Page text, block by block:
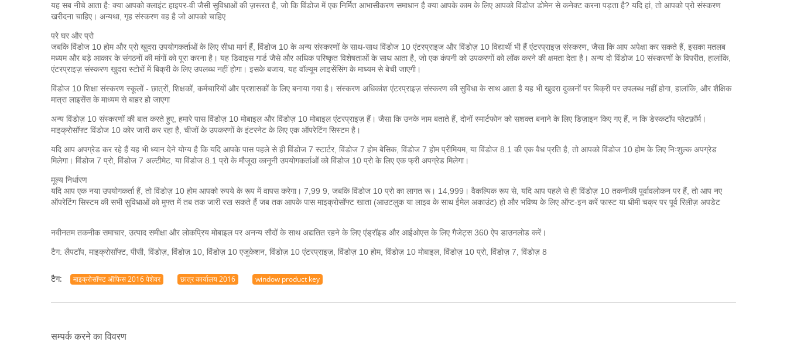
यह सब नीचे आता है: क्या आपको क्लाइंट हाइपर-वी जैसी सुविधाओं की ज़रूरत है, जो कि विंडोज में एक निर्मित आभासीकरण समाधान है क्या आपके काम के लिए आपको विंडोज डोमेन से कनेक्ट करना पड़ता है? यदि हां, तो आपको प्रो संस्करण
खरीदना चाहिए। अन्यथा, गृह संस्करण वह है जो आपको चाहिए
परे घर और प्रो
जबकि विंडोज 10 होम और प्रो खुदरा उपयोगकर्ताओं के लिए सीधा मार्ग हैं, विंडोज 10 के अन्य संस्करणों के साथ-साथ विंडोज 10 एंटरप्राइज और विंडोज़ 10 विद्यार्थी भी हैं एंटरप्राइज़ संस्करण, जैसा कि आप अपेक्षा कर सकते हैं, इसका मतलब
मध्यम और बड़े आकार के संगठनों की मांगों को पूरा करना है। यह डिवाइस गार्ड जैसे और अधिक परिष्कृत विशेषताओं के साथ आता है, जो एक कंपनी को उपकरणों को लॉक करने की क्षमता देता है। अन्य दो विंडोज 10 संस्करणों के विपरीत, हालांकि,
एंटरप्राइज़ संस्करण खुदरा स्टोरों में बिक्री के लिए उपलब्ध नहीं होगा। इसके बजाय, यह वॉल्यूम लाइसेंसिंग के माध्यम से बेची जाएगी।
विंडोज 10 शिक्षा संस्करण स्कूलों - छात्रों, शिक्षकों, कर्मचारियों और प्रशासकों के लिए बनाया गया है। संस्करण अधिकांश एंटरप्राइज़ संस्करण की सुविधा के साथ आता है यह भी खुदरा दुकानों पर बिक्री पर उपलब्ध नहीं होगा, हालांकि, और शैक्षिक
मात्रा लाइसेंस के माध्यम से बाहर हो जाएगा
अन्य विंडोज़ 10 संस्करणों की बात करते हुए, हमारे पास विंडोज़ 10 मोबाइल और विंडोज़ 10 मोबाइल एंटरप्राइज़ हैं। जैसा कि उनके नाम बताते हैं, दोनों स्मार्टफोन को सशक्त बनाने के लिए डिज़ाइन किए गए हैं, न कि डेस्कटॉप प्लेटफ़ॉर्म।
माइक्रोसॉफ्ट विंडोज 10 कोर जारी कर रहा है, चीजों के उपकरणों के इंटरनेट के लिए एक ऑपरेटिंग सिस्टम है।
यदि आप अपग्रेड कर रहे हैं यह भी ध्यान देने योग्य है कि यदि आपके पास पहले से ही विंडोज 7 स्टार्टर, विंडोज 7 होम बेसिक, विंडोज 7 होम प्रीमियम, या विंडोज 8.1 की एक वैध प्रति है, तो आपको विंडोज 10 होम के लिए निःशुल्क अपग्रेड
मिलेगा। विंडोज 7 प्रो, विंडोज 7 अल्टीमेट, या विंडोज 8.1 प्रो के मौजूदा कानूनी उपयोगकर्ताओं को विंडोज 10 प्रो के लिए एक फ्री अपग्रेड मिलेगा।
मूल्य निर्धारण
यदि आप एक नया उपयोगकर्ता हैं, तो विंडोज़ 10 होम आपको रुपये के रूप में वापस करेगा। 7,99 9, जबकि विंडोज 10 प्रो का लागत रू। 14,999। वैकल्पिक रूप से, यदि आप पहले से ही विंडोज़ 10 तकनीकी पूर्वावलोकन पर हैं, तो आप नए
ऑपरेटिंग सिस्टम की सभी सुविधाओं को मुफ्त में तब तक जारी रख सकते हैं जब तक आपके पास माइक्रोसॉफ्ट खाता (आउटलुक या लाइव के साथ ईमेल अकाउंट) हो और भविष्य के लिए ऑप्ट-इन करें फास्ट या धीमी चक्र पर पूर्व रिलीज़ अपडेट
नवीनतम तकनीक समाचार, उत्पाद समीक्षा और लोकप्रिय मोबाइल पर अनन्य सौदों के साथ अद्यतित रहने के लिए एंड्रॉइड और आईओएस के लिए गैजेट्स 360 ऐप डाउनलोड करें।
टैग: लैपटॉप, माइक्रोसॉफ्ट, पीसी, विंडोज़, विंडोज़ 10, विंडोज़ 10 एजुकेशन, विंडोज़ 10 एंटरप्राइज़, विंडोज़ 10 होम, विंडोज़ 10 मोबाइल, विंडोज़ 10 प्रो, विंडोज़ 7, विंडोज़ 8
टैग: माइक्रोसॉफ्ट ऑफिस 2016 पेशेवर छात्र कार्यालय 2016 window product key
सम्पर्क करने का विवरण